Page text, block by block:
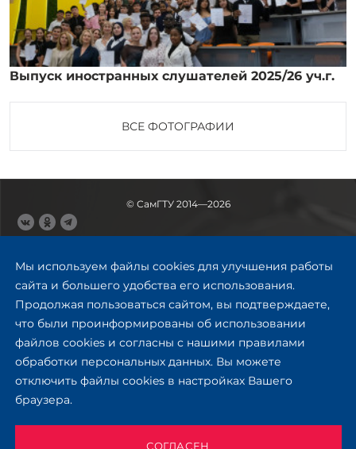
Выпуск иностранных слушателей 2025/26 уч.г.
ВСЕ ФОТОГРАФИИ
Мы используем файлы cookies для улучшения работы
сайта и большего удобства его использования.
Продолжая пользоваться сайтом, вы подтверждаете,
что были проинформированы об использовании
файлов cookies и согласны с нашими правилами
обработки персональных данных. Вы можете
отключить файлы cookies в настройках Вашего
браузера.
СОГЛАСЕН
© СамГТУ 2014—2026
443100, Самара
Обратная связь
Приемная комиссия
Приёмная комиссия
Заочное обучение